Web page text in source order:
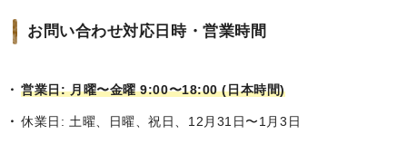
お問い合わせ対応日時・営業時間
営業日: 月曜〜金曜 9:00〜18:00 (日本時間)
休業日: 土曜、日曜、祝日、12月31日〜1月3日